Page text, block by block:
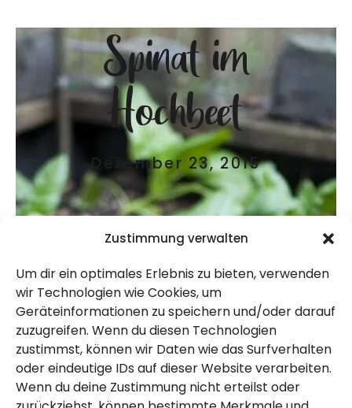
Zustimmung verwalten
Um dir ein optimales Erlebnis zu bieten, verwenden
wir Technologien wie Cookies, um
Geräteinformationen zu speichern und/oder darauf
zuzugreifen. Wenn du diesen Technologien
zustimmst, können wir Daten wie das Surfverhalten
oder eindeutige IDs auf dieser Website verarbeiten.
Wenn du deine Zustimmung nicht erteilst oder
Spinat im
Hochbeet
Dezember 23, 2015
Für den Winter haben wir Spinat angebaut.
Vorgezogen in kleinen Töpfchen und dann